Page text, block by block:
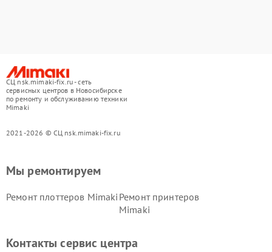
СЦ nsk.mimaki-fix.ru - сеть
сервисных центров в Новосибирске
по ремонту и обслуживанию техники
Mimaki
2021-2026 © СЦ nsk.mimaki-fix.ru
Мы ремонтируем
Ремонт плоттеров Mimaki Ремонт принтеров
Mimaki
Контакты сервис центра